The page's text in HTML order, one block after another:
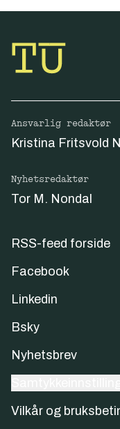
Ansvarlig redaktør
Kristina Fritsvold
Nyhetsredaktør
Tor M. Nondal
RSS-feed forside
Facebook
Linkedin
Bsky
Nyhetsbrev
Vilkår og